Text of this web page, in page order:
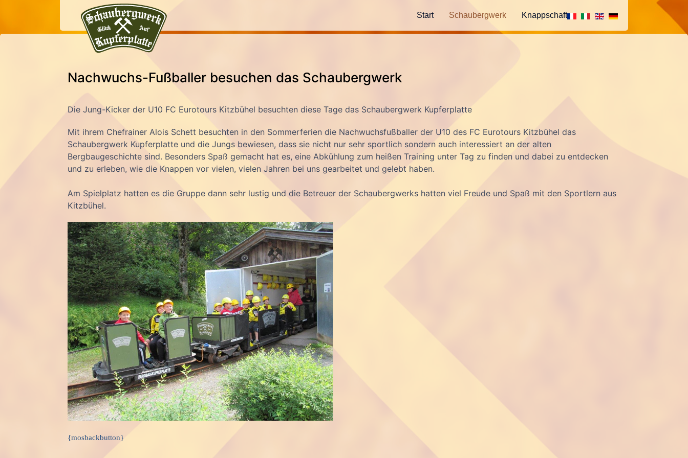
Start Schaubergwerk Knappschaft
Nachwuchs-Fußballer besuchen das Schaubergwerk
Die Jung-Kicker der U10 FC Eurotours Kitzbühel besuchten diese Tage das Schaubergwerk Kupferplatte
Mit ihrem Chefrainer Alois Schett besuchten in den Sommerferien die Nachwuchsfußballer der U10 des FC Eurotours Kitzbühel das
Schaubergwerk Kupferplatte und die Jungs bewiesen, dass sie nicht nur sehr sportlich sondern auch interessiert an der alten
Bergbaugeschichte sind. Besonders Spaß gemacht hat es, eine Abkühlung zum heißen Training unter Tag zu finden und dabei zu entdecken
und zu erleben, wie die Knappen vor vielen, vielen Jahren bei uns gearbeitet und gelebt haben.
Am Spielplatz hatten es die Gruppe dann sehr lustig und die Betreuer der Schaubergwerks hatten viel Freude und Spaß mit den Sportlern aus
Kitzbühel.
{mosbackbutton}